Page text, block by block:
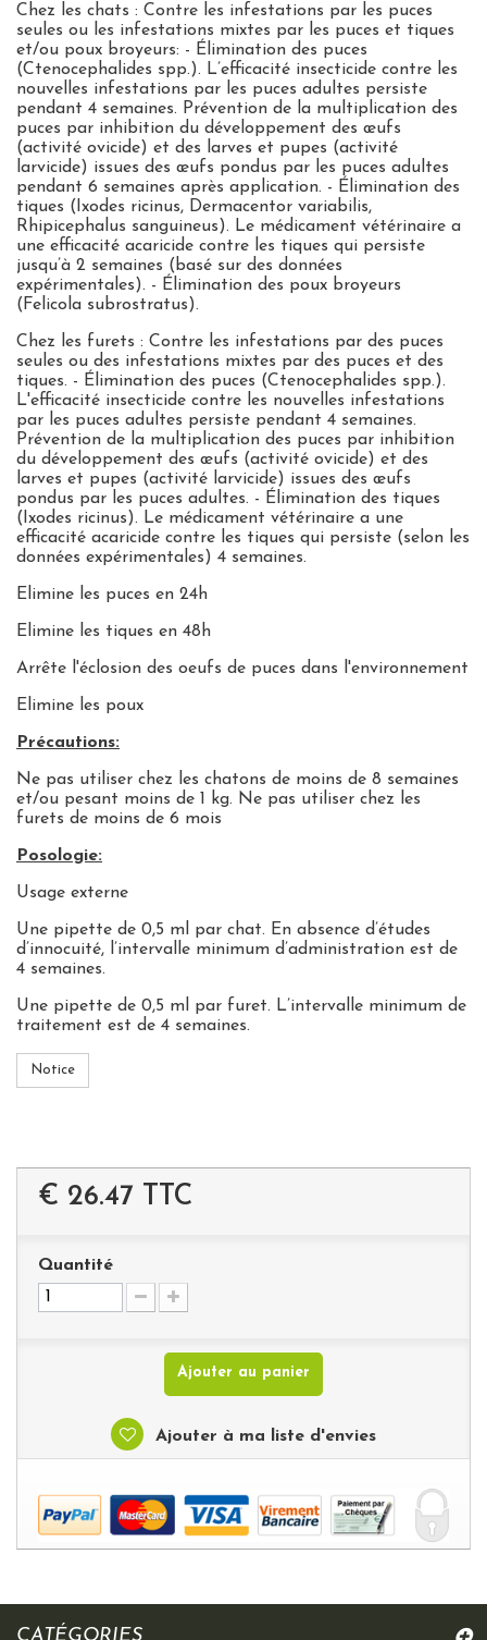
Chez les chats : Contre les infestations par les puces
seules ou les infestations mixtes par les puces et tiques
et/ou poux broyeurs: - Élimination des puces
(Ctenocephalides spp.). L’efficacité insecticide contre les
nouvelles infestations par les puces adultes persiste
pendant 4 semaines. Prévention de la multiplication des
puces par inhibition du développement des œufs
(activité ovicide) et des larves et pupes (activité
larvicide) issues des œufs pondus par les puces adultes
pendant 6 semaines après application. - Élimination des
tiques (Ixodes ricinus, Dermacentor variabilis,
Rhipicephalus sanguineus). Le médicament vétérinaire a
une efficacité acaricide contre les tiques qui persiste
jusqu’à 2 semaines (basé sur des données
expérimentales). - Élimination des poux broyeurs
(Felicola subrostratus).
Chez les furets : Contre les infestations par des puces
seules ou des infestations mixtes par des puces et des
tiques. - Élimination des puces (Ctenocephalides spp.).
L'efficacité insecticide contre les nouvelles infestations
par les puces adultes persiste pendant 4 semaines.
Prévention de la multiplication des puces par inhibition
du développement des œufs (activité ovicide) et des
larves et pupes (activité larvicide) issues des œufs
pondus par les puces adultes. - Élimination des tiques
(Ixodes ricinus). Le médicament vétérinaire a une
efficacité acaricide contre les tiques qui persiste (selon les
données expérimentales) 4 semaines.
Elimine les puces en 24h
Elimine les tiques en 48h
Arrête l'éclosion des oeufs de puces dans l'environnement
Elimine les poux
Précautions:
Ne pas utiliser chez les chatons de moins de 8 semaines
et/ou pesant moins de 1 kg. Ne pas utiliser chez les
furets de moins de 6 mois
Posologie:
Usage externe
Une pipette de 0,5 ml par chat. En absence d’études
d’innocuité, l’intervalle minimum d’administration est de
4 semaines.
Une pipette de 0,5 ml par furet. L’intervalle minimum de
traitement est de 4 semaines.
Notice
€ 26.47 TTC
Quantité
Ajouter au panier
Ajouter à ma liste d'envies